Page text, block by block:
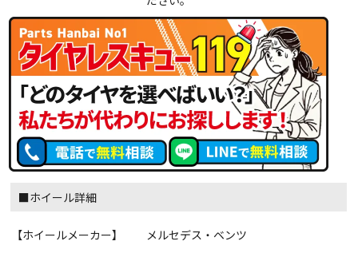
■ホイール詳細
【ホイールメーカー】
メルセデス・ベンツ